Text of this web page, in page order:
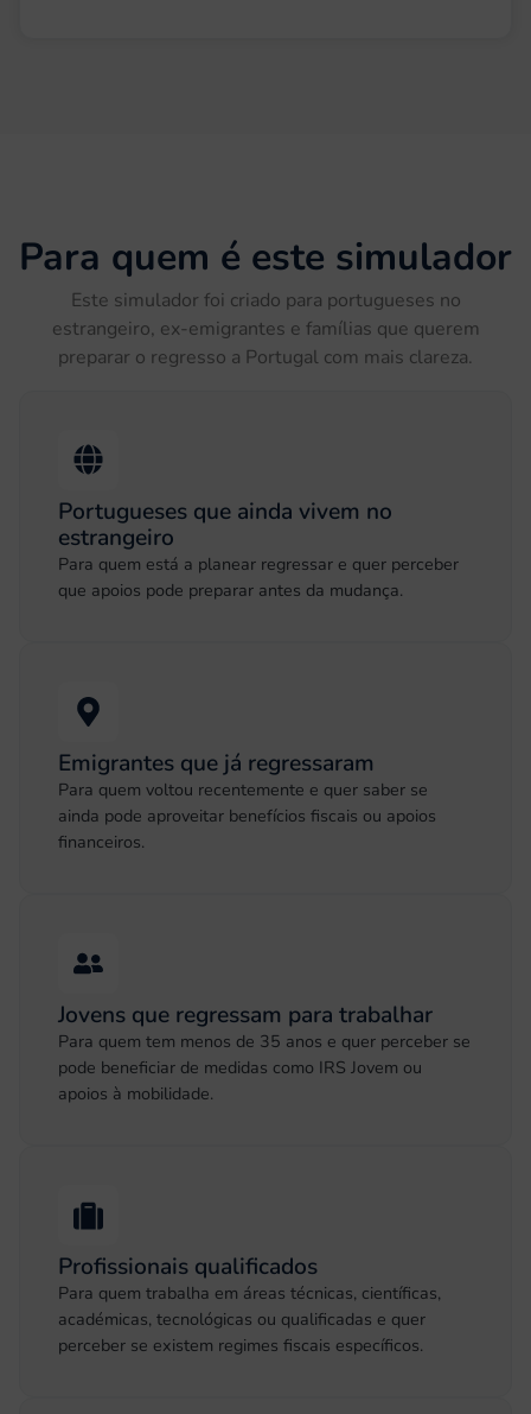
Para quem é este simulador
Este simulador foi criado para portugueses no
estrangeiro, ex-emigrantes e famílias que querem
preparar o regresso a Portugal com mais clareza.
Portugueses que ainda vivem no
estrangeiro
Para quem está a planear regressar e quer perceber
que apoios pode preparar antes da mudança.
Emigrantes que já regressaram
Para quem voltou recentemente e quer saber se
ainda pode aproveitar benefícios fiscais ou apoios
financeiros.
Jovens que regressam para trabalhar
Para quem tem menos de 35 anos e quer perceber se
pode beneficiar de medidas como IRS Jovem ou
apoios à mobilidade.
Profissionais qualificados
Para quem trabalha em áreas técnicas, científicas,
académicas, tecnológicas ou qualificadas e quer
perceber se existem regimes fiscais específicos.